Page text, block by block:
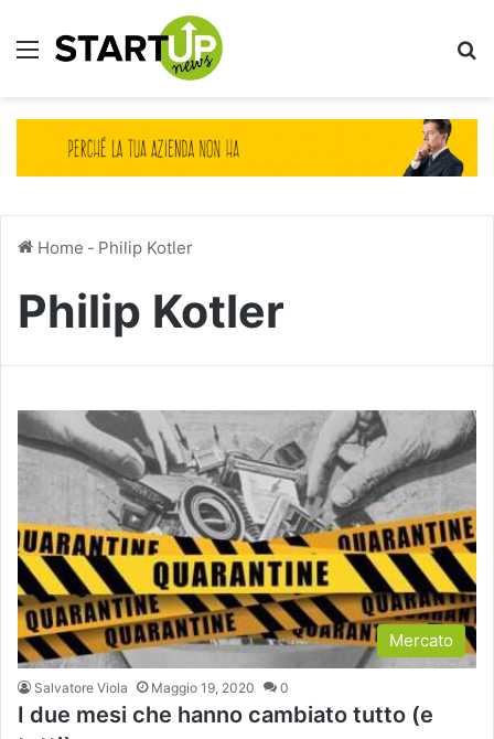
Menu
Home - Philip Kotler
Philip Kotler
Mercato
Salvatore Viola Maggio 19, 2020 0
I due mesi che hanno cambiato tutto (e